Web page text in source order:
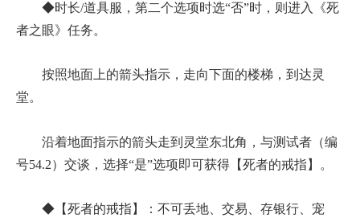
◆时长/道具服，第二个选项时选“否”时，则进入《死
者之眼》任务。
按照地面上的箭头指示，走向下面的楼梯，到达灵
堂。
沿着地面指示的箭头走到灵堂东北角，与测试者（编
号54.2）交谈，选择“是”选项即可获得【死者的戒指】。
◆【死者的戒指】：不可丢地、交易、存银行、宠